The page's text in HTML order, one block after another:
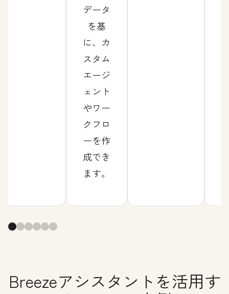
データ
を基
に、カ
スタム
エージ
ェント
やワー
クフロ
ーを作
成でき
ます。
Breezeアシスタントを活用す